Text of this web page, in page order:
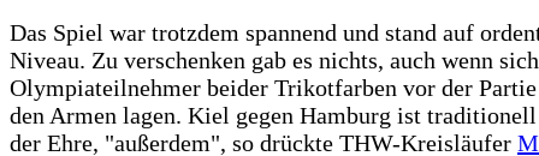
Das Spiel war trotzdem spannend und stand auf
Niveau. Zu verschenken gab es nichts, auch wenn
Olympiateilnehmer beider Trikotfarben vor der
den Armen lagen. Kiel gegen Hamburg ist traditionell
der Ehre, "außerdem", so drückte THW-Kreisläufer